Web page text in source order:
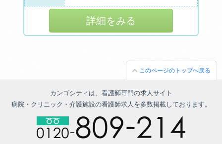
詳細をみる
このページのトップへ戻る
カンゴシティは、看護師専門の求人サイト
病院・クリニック・介護施設の看護師求人を多数掲載しております。